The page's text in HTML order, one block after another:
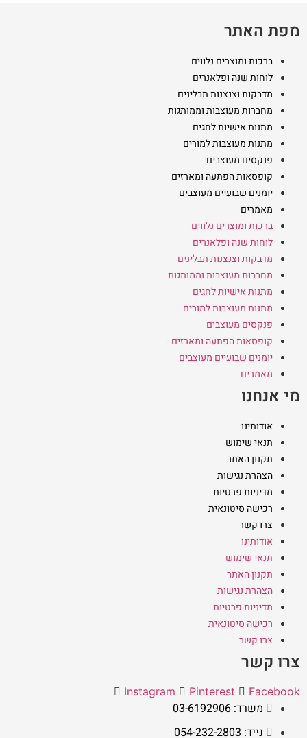
מפת האתר
ברכות ומוצרים נלווים
לוחות שנה ופלאנרים
מדבקות וצנצנות תבלינים
מחברות מעוצבות וממותגות
מתנות אישיות לחגים
מתנות מעוצבות למורים
פנקסים מעוצבים
קופסאות הפתעה ומארזים
יומנים שבועיים מעוצבים
מאמרים
ברכות ומוצרים נלווים
לוחות שנה ופלאנרים
מדבקות וצנצנות תבלינים
מחברות מעוצבות וממותגות
מתנות אישיות לחגים
מתנות מעוצבות למורים
פנקסים מעוצבים
קופסאות הפתעה ומארזים
יומנים שבועיים מעוצבים
מאמרים
מי אנחנו
אודותינו
תנאי שימוש
תקנון האתר
הצהרת נגישות
מדיניות פרטיות
רכישה סיטונאית
צרו קשר
אודותינו
תנאי שימוש
תקנון האתר
הצהרת נגישות
מדיניות פרטיות
רכישה סיטונאית
צרו קשר
צרו קשר
Instagram Pinterest Facebook
משרד: 03-6192906
נייד: 054-232-2803